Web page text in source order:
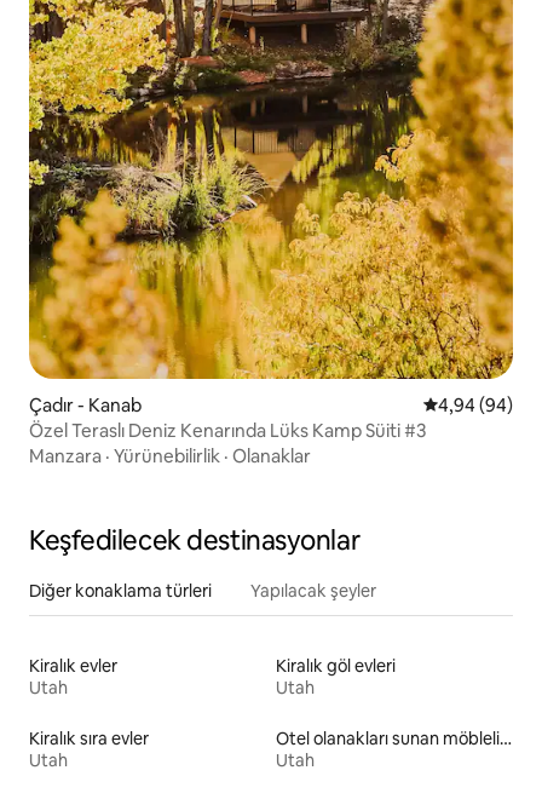
Çadır - Kanab 5 üzerinden
4,94 (94)
Özel Teraslı Deniz Kenarında Lüks Kamp Süiti #3
Manzara · Yürünebilirlik · Olanaklar
Keşfedilecek destinasyonlar
Diğer konaklama türleri Yapılacak şeyler
Kiralık evler
Utah
Kiralık göl evleri
Utah
Kiralık sıra evler
Utah
Otel olanakları sunan möbleli kiralık yerler
Utah